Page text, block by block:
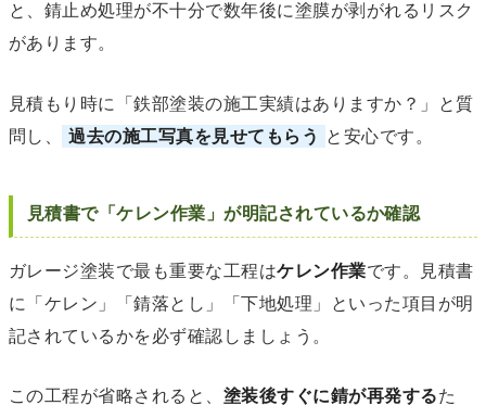
と、錆止め処理が不十分で数年後に塗膜が剥がれるリスク
があります。
見積もり時に「鉄部塗装の施工実績はありますか？」と質
問し、
過去の施工写真を見せてもらう と安心です。
見積書で「ケレン作業」が明記されているか確認
ガレージ塗装で最も重要な工程はケレン作業です。見積書
に「ケレン」「錆落とし」「下地処理」といった項目が明
記されているかを必ず確認しましょう。
この工程が省略されると、 塗装後すぐに錆が再発するた